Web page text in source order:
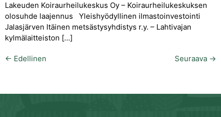
Lakeuden Koiraurheilukeskus Oy – Koiraurheilukeskuksen
olosuhde laajennus Yleishyödyllinen ilmastoinvestointi
Jalasjärven Itäinen metsästysyhdistys r.y. – Lahtivajan
kylmälaitteiston […]
← Edellinen Seuraava →